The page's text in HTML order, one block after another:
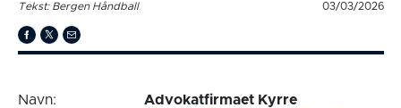
Tekst: Bergen Håndball 03/03/2026
Navn:
Advokatfirmaet Kyrre